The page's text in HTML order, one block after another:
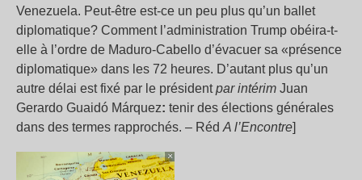
Venezuela. Peut-être est-ce un peu plus qu’un ballet
diplomatique? Comment l’administration Trump obéira-t-
elle à l’ordre de Maduro-Cabello d’évacuer sa «présence
diplomatique» dans les 72 heures. D’autant plus qu’un
autre délai est fixé par le présidentpar intérim Juan
Gerardo Guaidó Márquez: tenir des élections générales
dans des termes rapprochés. – Réd A l’Encontre]